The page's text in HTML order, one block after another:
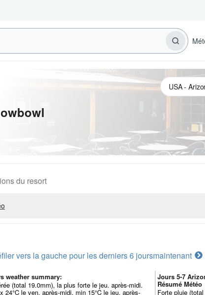
du resort
vers la gauche pour les derniers 6 joursmaintenant
weather summary:
(total 19.0mm), la plus forte le jeu. après-midi.
24°C le ven. après-midi, min 15°C le jeu. après-
Jours 5-7
Résumé Météo
Forte pluie